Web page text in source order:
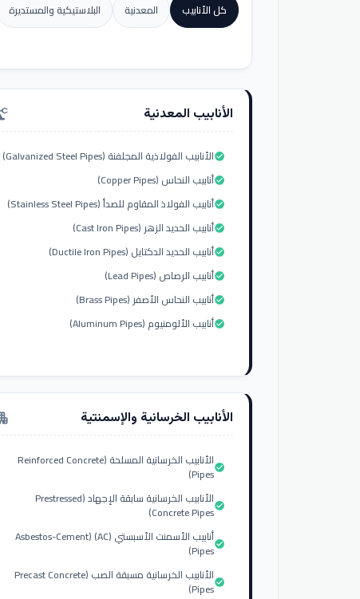
كل الأنابيب المعدنية البلاستيكية والمستديرة
الأنابيب المعدنية
الأنابيب الفولاذية المجلفنة (Galvanized Steel Pipes)check_circle
أنابيب النحاس (Copper Pipes)check_circle
أنابيب الفولاذ المقاوم للصدأ (Stainless Steel Pipes)check_circle
أنابيب الحديد الزهر (Cast Iron Pipes)check_circle
أنابيب الحديد الدكتايل (Ductile Iron Pipes)check_circle
أنابيب الرصاص (Lead Pipes)check_circle
أنابيب النحاس الأصفر (Brass Pipes)check_circle
أنابيب الألومنيوم (Aluminum Pipes)check_circle
الأنابيب الخرسانية والإسمنتية
الأنابيب الخرسانية المسلحة (Reinforced Concrete
Pipes)check_circle
الأنابيب الخرسانية سابقة الإجهاد (Prestressed
Concrete Pipes)check_circle
أنابيب الأسمنت الأسبستي (AC) (Asbestos-Cement
Pipes)check_circle
الأنابيب الخرسانية مسبقة الصب (Precast Concrete
Pipes)check_circle